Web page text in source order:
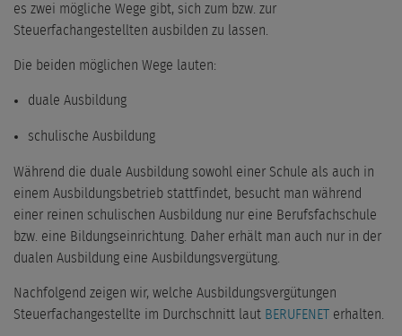
es zwei mögliche Wege gibt, sich zum bzw. zur
Steuerfachangestellten ausbilden zu lassen.
Die beiden möglichen Wege lauten:
duale Ausbildung
schulische Ausbildung
Während die duale Ausbildung sowohl einer Schule als auch in
einem Ausbildungsbetrieb stattfindet, besucht man während
einer reinen schulischen Ausbildung nur eine Berufsfachschule
bzw. eine Bildungseinrichtung. Daher erhält man auch nur in der
dualen Ausbildung eine Ausbildungsvergütung.
Nachfolgend zeigen wir, welche Ausbildungsvergütungen
Steuerfachangestellte im Durchschnitt laut BERUFENET erhalten.